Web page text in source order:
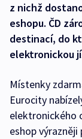
z nichž
eshopu. ČD
destinací, do
elektronickou
Místenky
Eurocity
elektronického
eshop